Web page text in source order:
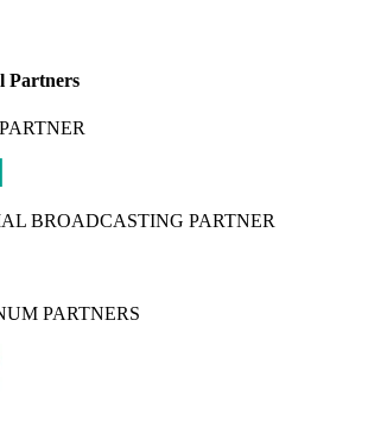
Partners
BROADCASTING PARTNER
PARTNERS